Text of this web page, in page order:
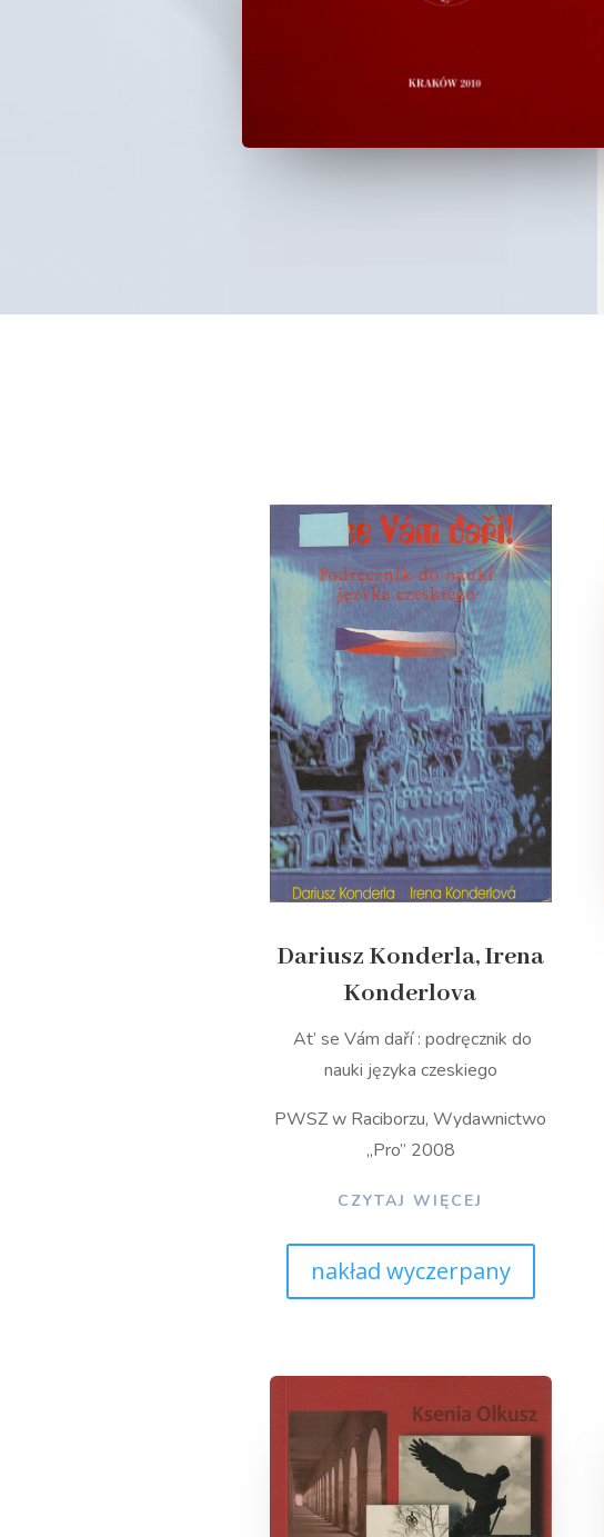
Dariusz Konderla, Irena
Konderlova
At’ se Vám daří : podręcznik do
nauki języka czeskiego
PWSZ w Raciborzu, Wydawnictwo
„Pro” 2008
CZYTAJ WIĘCEJ
nakład wyczerpany